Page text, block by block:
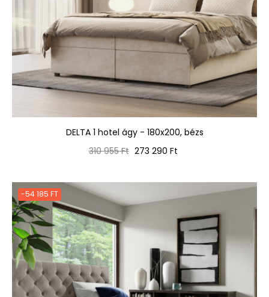
DELTA 1 hotel ágy - 180x200, bézs
Normál
310 955 Ft Ár
273 290 Ft
-54 185 FT